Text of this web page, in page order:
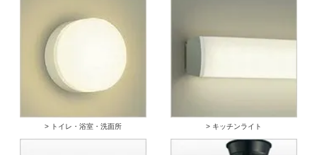
> トイレ・浴室・洗面所 > キッチンライト